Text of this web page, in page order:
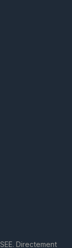
Directement